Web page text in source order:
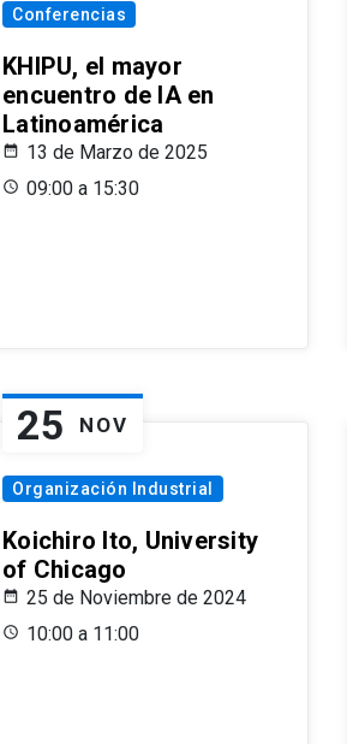
Conferencias
KHIPU, el mayor
encuentro de IA en
Latinoamérica
13 de Marzo de 2025
09:00 a 15:30
25 NOV
Organización Industrial
Koichiro Ito, University
of Chicago
25 de Noviembre de 2024
10:00 a 11:00